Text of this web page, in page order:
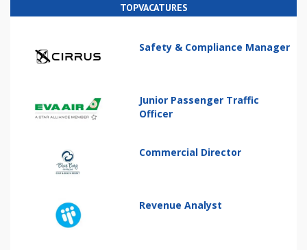
TOPVACATURES
Safety & Compliance Manager
Junior Passenger Traffic
Officer
Commercial Director
Revenue Analyst